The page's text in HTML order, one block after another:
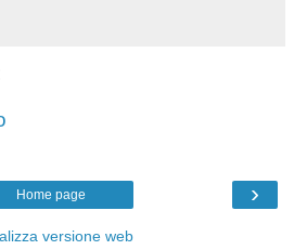
›
Home page
versione web